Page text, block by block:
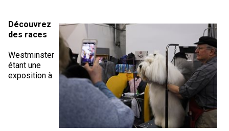
Dogue du Tibet
Laika de lakoutie
Découvrez
des races
Westminster
étant une
exposition à